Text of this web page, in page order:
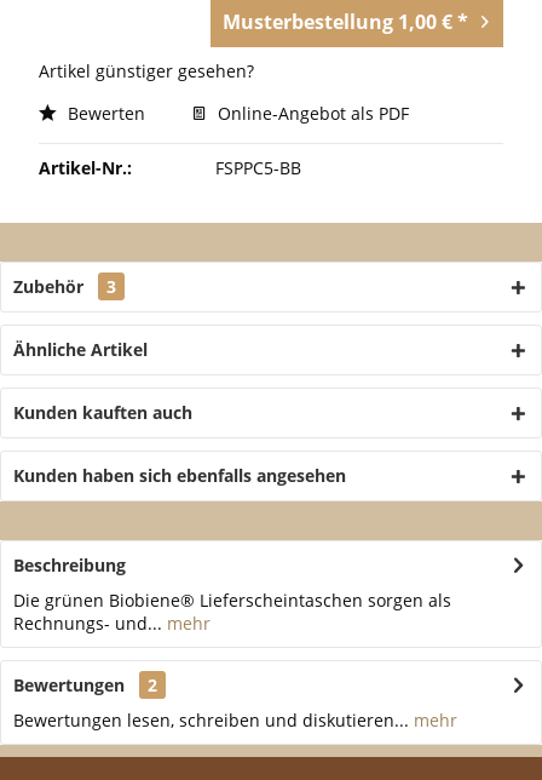
Musterbestellung 1,00 € *
Artikel günstiger gesehen?
Bewerten
Online-Angebot als PDF
Artikel-Nr.: FSPPC5-BB
Zubehör 3
Ähnliche Artikel
Kunden kauften auch
Kunden haben sich ebenfalls angesehen
Beschreibung
Die grünen Biobiene® Lieferscheintaschen sorgen als
Rechnungs- und... mehr
Bewertungen
2
Bewertungen lesen, schreiben und diskutieren... mehr